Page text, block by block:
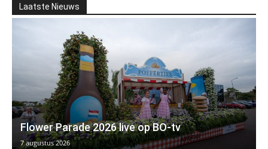
Laatste Nieuws
Flower Parade 2026 live op BO-tv
7 augustus 2026